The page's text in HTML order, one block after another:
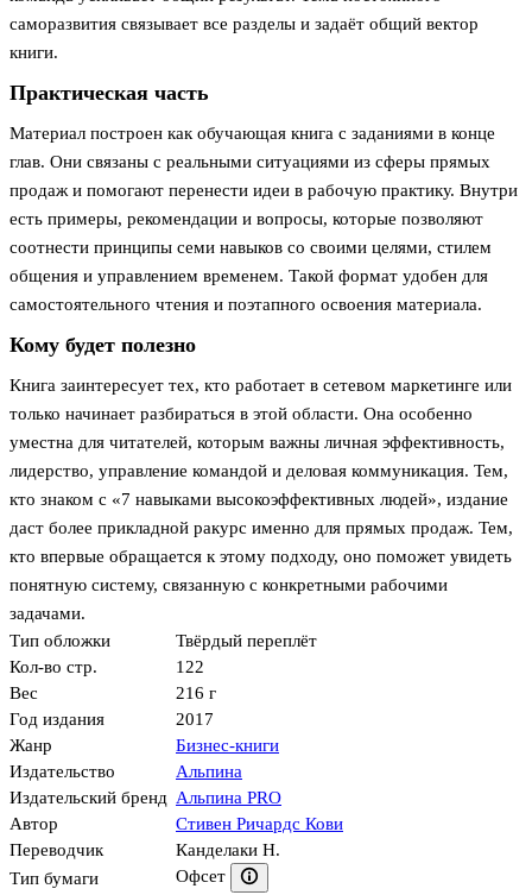
саморазвития связывает все разделы и задаёт общий вектор
книги.
Практическая часть
Материал построен как обучающая книга с заданиями в конце
глав. Они связаны с реальными ситуациями из сферы прямых
продаж и помогают перенести идеи в рабочую практику. Внутри
есть примеры, рекомендации и вопросы, которые позволяют
соотнести принципы семи навыков со своими целями, стилем
общения и управлением временем. Такой формат удобен для
самостоятельного чтения и поэтапного освоения материала.
Кому будет полезно
Книга заинтересует тех, кто работает в сетевом маркетинге или
только начинает разбираться в этой области. Она особенно
уместна для читателей, которым важны личная эффективность,
лидерство, управление командой и деловая коммуникация. Тем,
кто знаком с «7 навыками высокоэффективных людей», издание
даст более прикладной ракурс именно для прямых продаж. Тем,
кто впервые обращается к этому подходу, оно поможет увидеть
понятную систему, связанную с конкретными рабочими
задачами.
Тип обложки
Твёрдый переплёт
Кол-во стр.
122
Вес
216 г
Год издания
2017
Жанр
Бизнес-книги
Издательство
Альпина
Издательский бренд Альпина PRO
Автор
Стивен Ричардс Кови
Переводчик
Канделаки Н.
Тип бумаги
Офсет